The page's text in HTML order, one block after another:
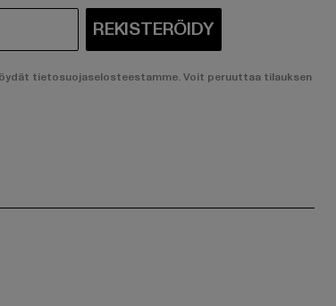
REKISTERÖIDY
tietosuojaselosteestamme. Voit peruuttaa tilauksen